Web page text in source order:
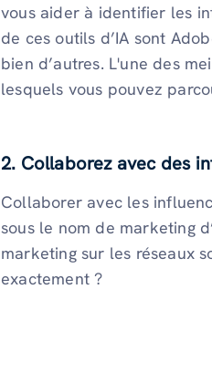
vous aider à identifier les
de ces outils d’IA sont
bien d’autres. L'une des
lesquels vous pouvez
2. Collaborez avec des
Collaborer avec les
sous le nom de marketing
marketing sur les réseaux
exactement ?